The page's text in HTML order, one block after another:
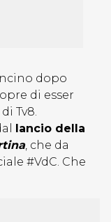
dopo
di esser
Tv8.
lancio della
, che da
#VdC. Che